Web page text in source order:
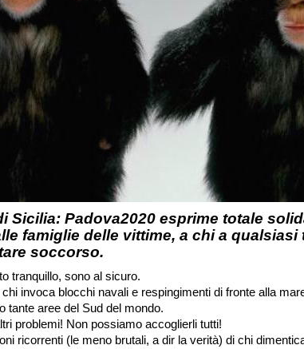
Sicilia: Padova2020 esprime totale
famiglie delle vittime, a chi a qualsiasi
soccorso.
tranquillo, sono al sicuro.
invoca blocchi navali e respingimenti di fronte alla
tante aree del Sud del mondo.
problemi! Non possiamo accoglierli tutti!
ricorrenti (le meno brutali, a dir la verità) di chi